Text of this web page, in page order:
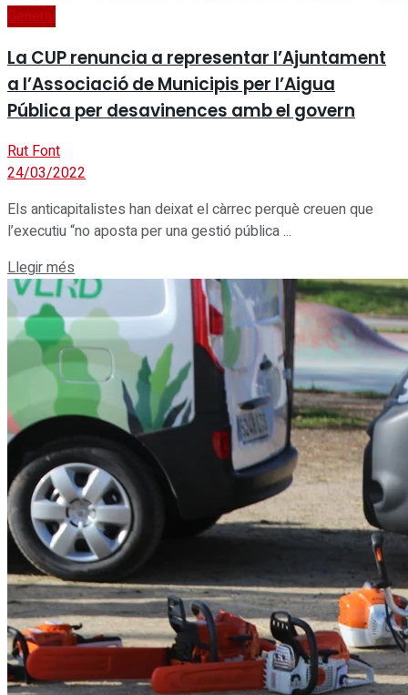
General
La CUP renuncia a representar l’Ajuntament
a l’Associació de Municipis per l’Aigua
Pública per desavinences amb el govern
Rut Font
24/03/2022
Els anticapitalistes han deixat el càrrec perquè creuen que
l’executiu “no aposta per una gestió pública ...
Llegir més